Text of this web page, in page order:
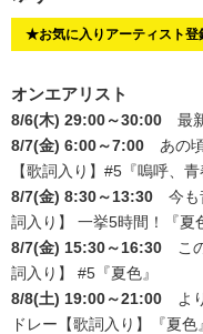
★お気に入りアーティスト登
オンエアリスト
8/6(木) 29:00～30:00 最
8/7(金) 6:00～7:00
あの
【歌詞入り】#5 『嗚呼、
8/7(金) 8:30～13:30
今も
詞入り】 一挙5時間！
『夏
8/7(金) 15:30～16:30
こ
詞入り】 #5 『夏色』
8/8(土) 19:00～21:00
よ
ドレー【歌詞入り】
『夏色』